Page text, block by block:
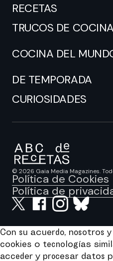
RECETAS
TRUCOS DE COCINA
COCINA DEL
DE TEMPORADA
CURIOSIDADES
© 2026 Gaia Media Magazines.
Política de Cookies
Política de
Con su acuerdo, nosotros
cookies o tecnologías
acceder y procesar datos